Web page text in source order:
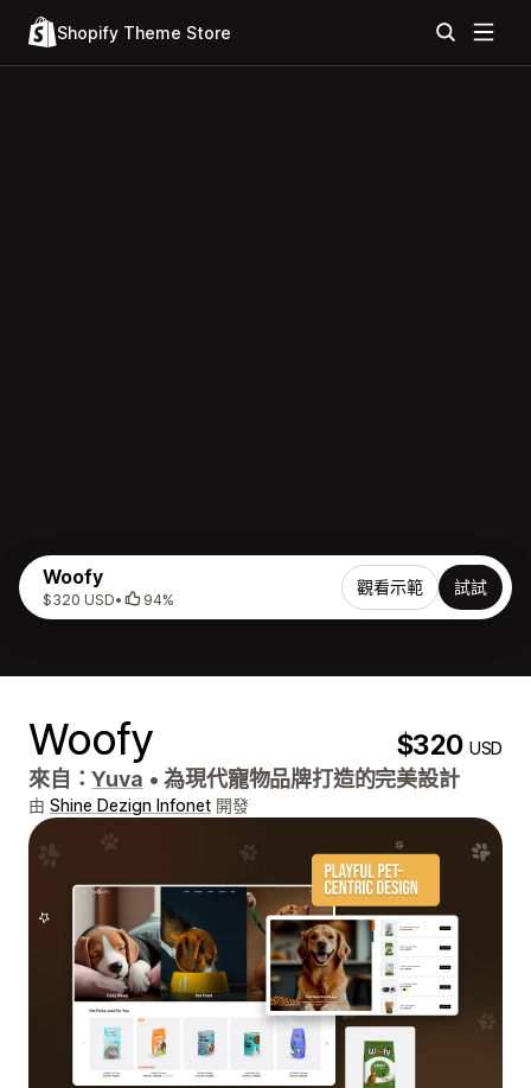
Shopify Theme Store
Woofy
$320 USD• 94%
觀看示範 試試
Woofy $320USD
來自：Yuva • 為現代寵物品牌打造的完美設計
由 Shine Dezign Infonet 開發